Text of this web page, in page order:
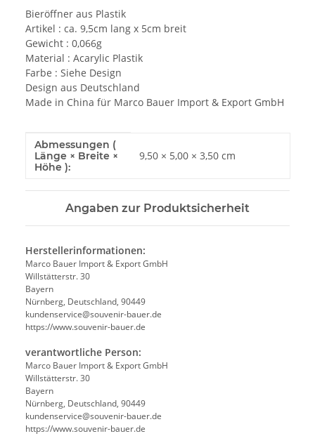
Bieröffner aus Plastik
Artikel : ca. 9,5cm lang x 5cm breit
Gewicht : 0,066g
Material : Acarylic Plastik
Farbe : Siehe Design
Design aus Deutschland
Made in China für Marco Bauer Import & Export GmbH
Produkteigenschaft
Wert
Abmessungen (
Länge × Breite ×
Höhe ):
9,50 × 5,00 × 3,50 cm
Angaben zur Produktsicherheit
Herstellerinformationen:
Marco Bauer Import & Export GmbH
Willstätterstr. 30
Bayern
Nürnberg, Deutschland, 90449
kundenservice@souvenir-bauer.de
https://www.souvenir-bauer.de
verantwortliche Person:
Marco Bauer Import & Export GmbH
Willstätterstr. 30
Bayern
Nürnberg, Deutschland, 90449
kundenservice@souvenir-bauer.de
https://www.souvenir-bauer.de